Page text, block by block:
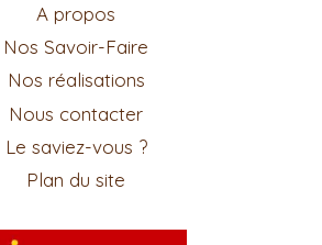
A propos
Nos Savoir-Faire
Nos réalisations
Nous contacter
Le saviez-vous ?
Plan du site